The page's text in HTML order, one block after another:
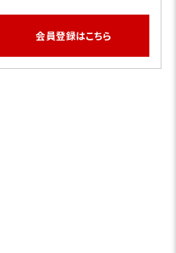
会員登録はこちら